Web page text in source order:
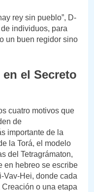
rey sin pueblo”, D-
individuos, para
un buen regidor sino
el Secreto
cuatro motivos que
de
importante de la
la Torá, el modelo
del Tetragrámaton,
en hebreo se escribe
o una etapa